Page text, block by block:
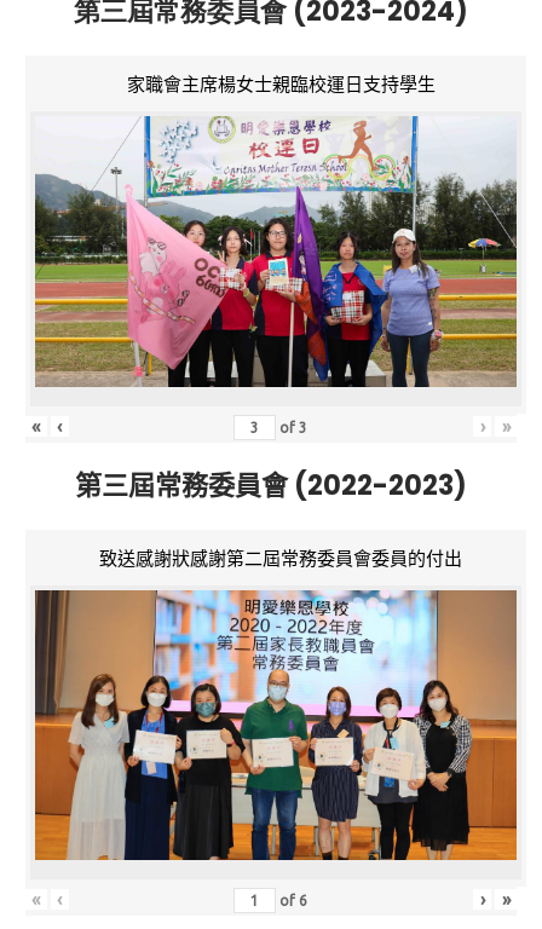
第三屆常務委員會 (2023-2024)
家職會主席楊女士親臨校運日支持學生
« ‹ of3 › »
第三屆常務委員會 (2022-2023)
致送感謝狀感謝第二屆常務委員會委員的付出
« ‹ of 6 › »